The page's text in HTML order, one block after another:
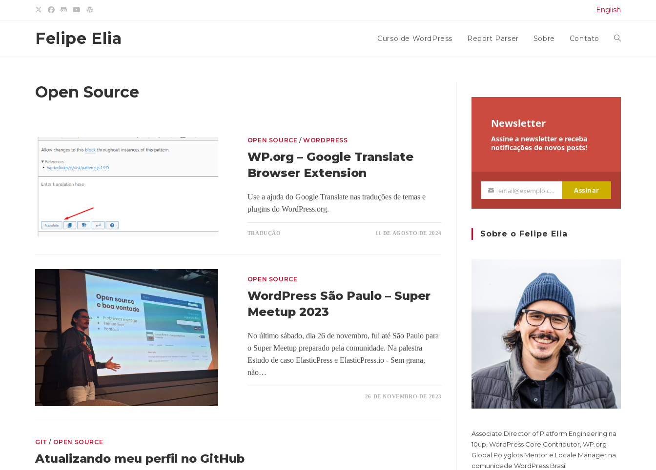
English
Felipe Elia Curso de WordPress Report Parser Sobre Contato Alternar
Open Source
OPEN SOURCE /WORDPRESS
WP.org – Google Translate
Browser Extension
Use a ajuda do Google Translate nas traduções de temas e
plugins do WordPress.org.
TRADUÇÃO 11 DE AGOSTO DE 2024
OPEN SOURCE
WordPress São Paulo – Super
Meetup 2023
No último sábado, dia 26 de novembro, fui até São Paulo para
o Super Meetup preparado pela comunidade. Na palestra
Estudo de caso ElasticPress e ElasticPress.io - Sem grana,
não…
26 DE NOVEMBRO DE 2023
GIT / OPEN SOURCE
Atualizando meu perfil no GitHub
Newsletter
Assine a newsletter e receba
notificações de novos posts!
Seu
email@exemplo.com Assinar
Sobre o Felipe Elia
Associate Director of Platform Engineering na
10up, WordPress Core Contributor, WP.org
Global Polyglots Mentor e Locale Manager na
comunidade WordPress Brasil